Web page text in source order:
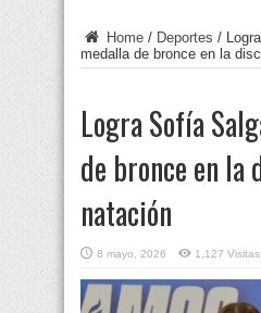
Home / Deportes /
medalla de bronce en la
Logra Sofía
de bronce en la
natación
8 mayo, 2026 1,127 Visitas